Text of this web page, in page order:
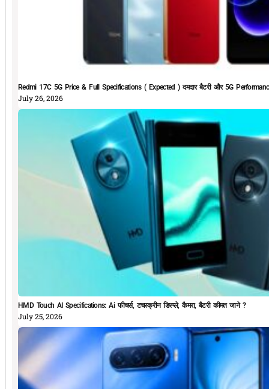
Redmi 17C 5G Price & Full Specifications ( Expected ) दमदार बैटरी और 5G
July 26, 2026
HMD Touch AI Specifications: Ai फीचर्स, टचस्क्रीन डिस्प्ले, कैमरा, बैटरी कीमत जाने ?
July 25, 2026